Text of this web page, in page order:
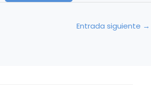
Entrada siguiente →